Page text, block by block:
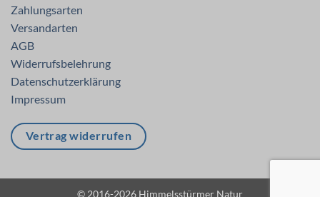
Zahlungsarten
Versandarten
AGB
Widerrufsbelehrung
Datenschutzerklärung
Impressum
Vertrag widerrufen
© 2016-2026 Himmelsstürmer Natur